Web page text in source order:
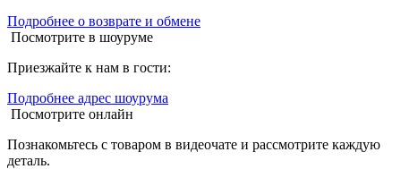
Подробнее о возврате и обмене
Посмотрите в шоуруме
Приезжайте к нам в гости:
Подробнее адрес шоурума
Посмотрите онлайн
Познакомьтесь с товаром в видеочате и рассмотрите каждую
деталь.